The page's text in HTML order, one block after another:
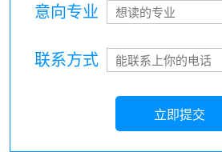
意向专业
联系方式
立即提交